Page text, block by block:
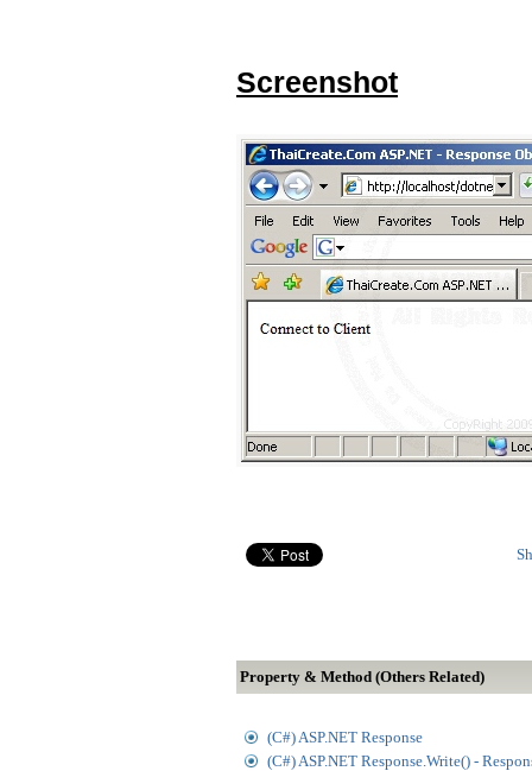
Screenshot
Property & Method (Others Related)
(C#) ASP.NET Response
(C#) ASP.NET Response.Write() -